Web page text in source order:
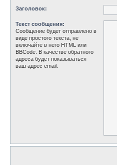
Заголовок:
Текст сообщения:
Сообщение будет отправлено в
виде простого текста, не
включайте в него HTML или
BBCode. В качестве обратного
адреса будет показываться
ваш адрес email.